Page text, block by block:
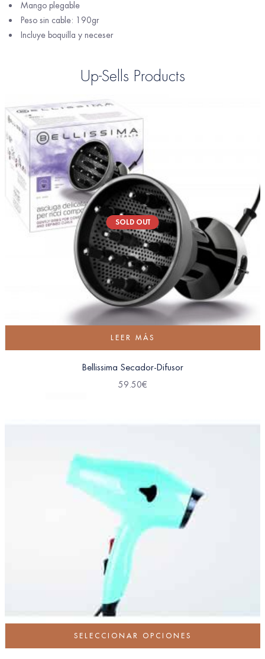
Mango plegable
Peso sin cable: 190gr
Incluye boquilla y neceser
Up-Sells Products
SOLD OUT
LEER MÁS
Bellissima Secador-Difusor
59.50€
SELECCIONAR OPCIONES